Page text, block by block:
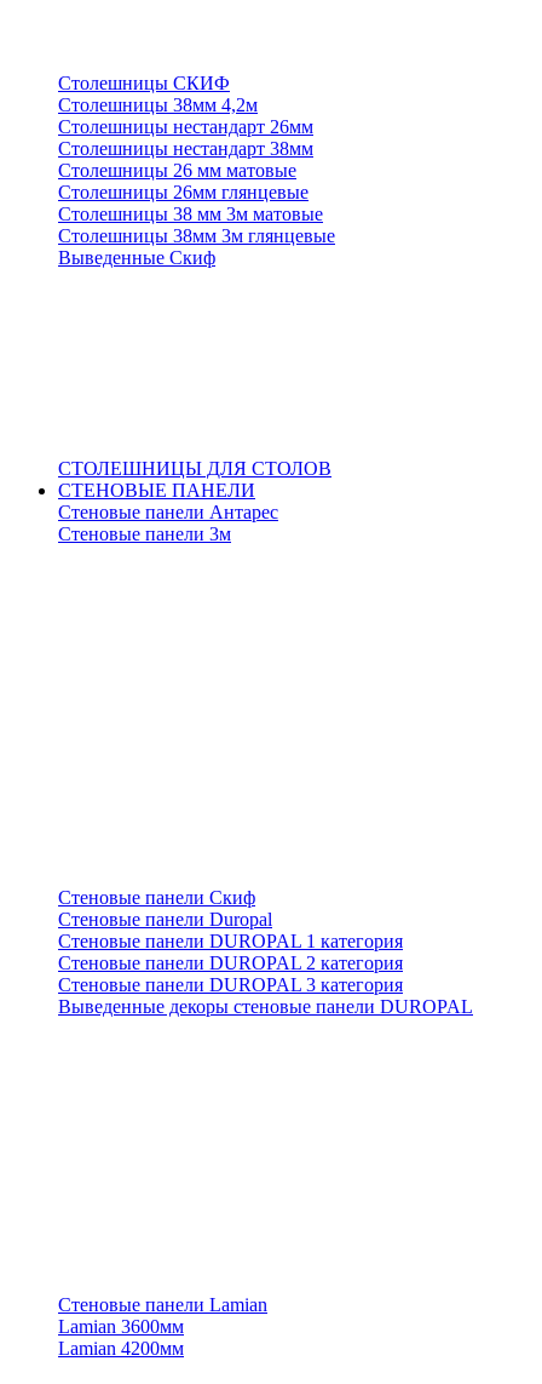
Столешницы СКИФ
Столешницы 38мм 4,2м
Столешницы нестандарт 26мм
Столешницы нестандарт 38мм
Столешницы 26 мм матовые
Столешницы 26мм глянцевые
Столешницы 38 мм 3м матовые
Столешницы 38мм 3м глянцевые
Выведенные Скиф
СТОЛЕШНИЦЫ ДЛЯ СТОЛОВ
СТЕНОВЫЕ ПАНЕЛИ
Стеновые панели Антарес
Стеновые панели 3м
Стеновые панели Скиф
Стеновые панели Duropal
Стеновые панели DUROPAL 1 категория
Стеновые панели DUROPAL 2 категория
Стеновые панели DUROPAL 3 категория
Выведенные декоры стеновые панели DUROPAL
Стеновые панели Lamian
Lamian 3600мм
Lamian 4200мм